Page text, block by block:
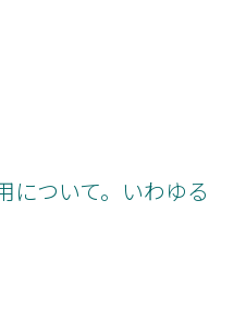
について。いわゆる